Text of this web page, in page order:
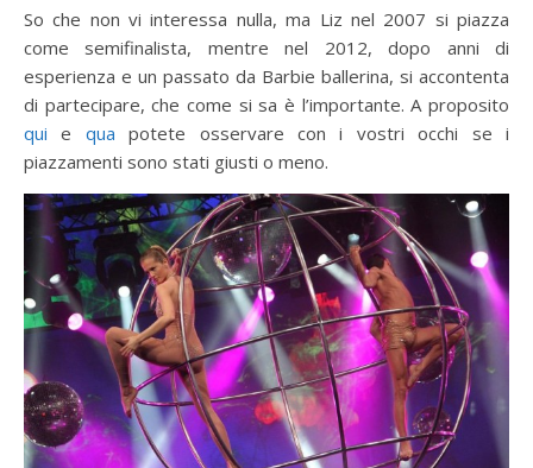
So che non vi interessa nulla, ma Liz nel 2007 si piazza
come semifinalista, mentre nel 2012, dopo anni di
esperienza e un passato da Barbie ballerina, si accontenta
di partecipare, che come si sa è l’importante. A proposito
quie quapotete osservare con i vostri occhi se i
piazzamenti sono stati giusti o meno.